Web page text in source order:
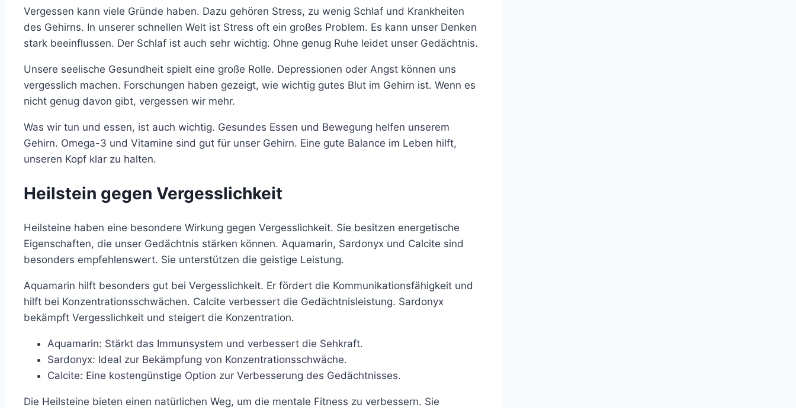
Vergessen kann viele Gründe haben. Dazu gehören Stress, zu wenig Schlaf und Krankheiten
des Gehirns. In unserer schnellen Welt ist Stress oft ein großes Problem. Es kann unser Denken
stark beeinflussen. Der Schlaf ist auch sehr wichtig. Ohne genug Ruhe leidet unser Gedächtnis.
Unsere seelische Gesundheit spielt eine große Rolle. Depressionen oder Angst können uns
vergesslich machen. Forschungen haben gezeigt, wie wichtig gutes Blut im Gehirn ist. Wenn es
nicht genug davon gibt, vergessen wir mehr.
Was wir tun und essen, ist auch wichtig. Gesundes Essen und Bewegung helfen unserem
Gehirn. Omega-3 und Vitamine sind gut für unser Gehirn. Eine gute Balance im Leben hilft,
unseren Kopf klar zu halten.
Heilstein gegen Vergesslichkeit
Heilsteine haben eine besondere Wirkung gegen Vergesslichkeit. Sie besitzen energetische
Eigenschaften, die unser Gedächtnis stärken können. Aquamarin, Sardonyx und Calcite sind
besonders empfehlenswert. Sie unterstützen die geistige Leistung.
Aquamarin hilft besonders gut bei Vergesslichkeit. Er fördert die Kommunikationsfähigkeit und
hilft bei Konzentrationsschwächen. Calcite verbessert die Gedächtnisleistung. Sardonyx
bekämpft Vergesslichkeit und steigert die Konzentration.
Aquamarin: Stärkt das Immunsystem und verbessert die Sehkraft.
Sardonyx: Ideal zur Bekämpfung von Konzentrationsschwäche.
Calcite: Eine kostengünstige Option zur Verbesserung des Gedächtnisses.
Die Heilsteine bieten einen natürlichen Weg, um die mentale Fitness zu verbessern. Sie